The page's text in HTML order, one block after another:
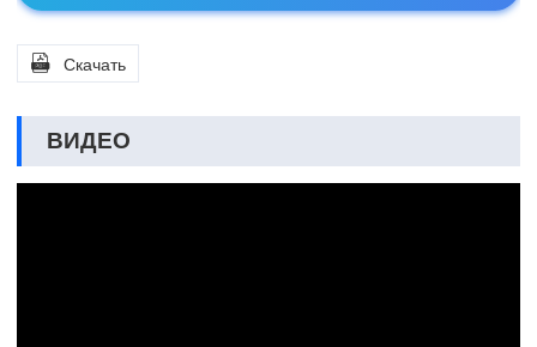
 Скачать
ВИДЕО